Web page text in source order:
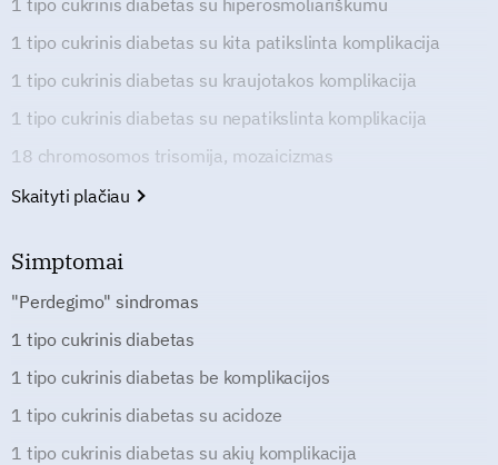
1 tipo cukrinis diabetas su hiperosmoliariškumu
1 tipo cukrinis diabetas su kita patikslinta komplikacija
1 tipo cukrinis diabetas su kraujotakos komplikacija
1 tipo cukrinis diabetas su nepatikslinta komplikacija
18 chromosomos trisomija, mozaicizmas
Skaityti plačiau
Simptomai
"Perdegimo" sindromas
1 tipo cukrinis diabetas
1 tipo cukrinis diabetas be komplikacijos
1 tipo cukrinis diabetas su acidoze
1 tipo cukrinis diabetas su akių komplikacija